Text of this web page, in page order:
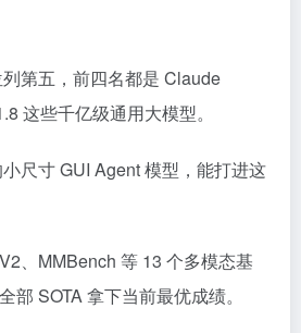
第五，前四名都是 Claude
这些千亿级通用大模型。
尺寸 GUI Agent 模型，能打进这
、MMBench 等 13 个多模态基
部 SOTA 拿下当前最优成绩。